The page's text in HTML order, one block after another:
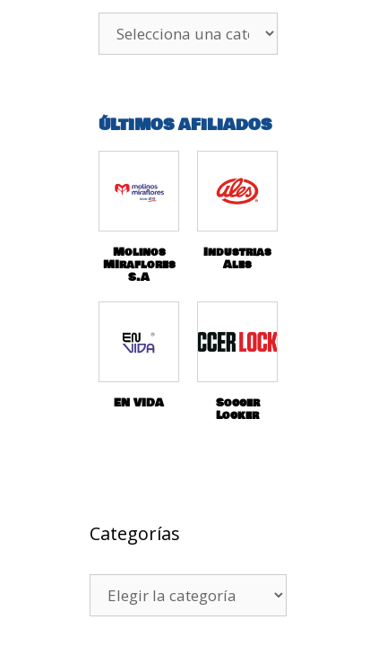
ÚLTIMOS AFILIADOS
Molinos
MIraflores
S.A
Industrias
Ales
EN VIDA Soccer
Locker
Categorías